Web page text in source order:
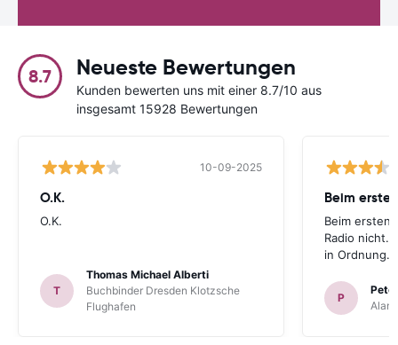
8.7 Neueste Bewertungen
Kunden bewerten uns mit einer 8.7/10 aus
insgesamt 15928 Bewertungen
10-09-2025
O.K.
O.K.
T
Thomas Michael Alberti
Buchbinder Dresden Klotzsche
Flughafen
Beim
Beim ersten
Radio nicht.
in Ordnung.
P